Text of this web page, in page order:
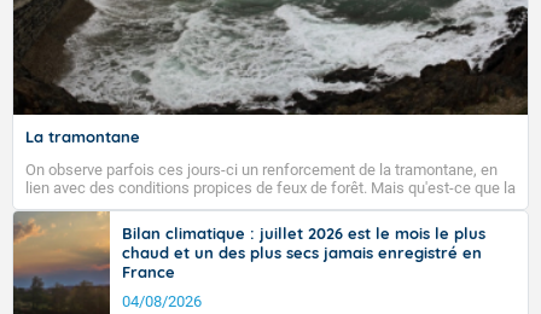
La tramontane
On observe parfois ces jours-ci un renforcement de la tramontane, en
lien avec des conditions propices de feux de forêt. Mais qu'est-ce que la
tramontane ? Quelles sont ses caractéristiques ? La tramontane est un
vent turbulent soufflant de secteur nord-ouest à nord, ou ouest à nord-
ouest, dans un secteur qui part du Roussillon à la vallée de l’Aude et à
l’ouest de l’Hérault. L’étymologie de ce vent vient du latin trasmontanus,
signifiant au-delà des monts, en allusion aux régions montagneuses
d’où provient ce vent.
Bilan climatique : juillet 2026 est le mois le plus
chaud et un des plus secs jamais enregistré en
France
04/08/2026